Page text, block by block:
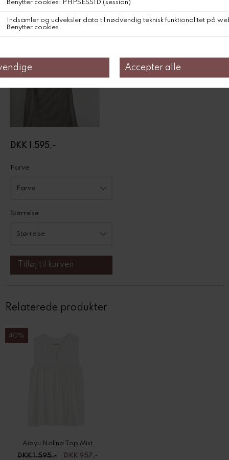
DKK 1.595,-
Farve
Størrelse
Relaterede produkter
40%
Aiayu Nalina Top Mist
DKK 1.595,-
DKK 957,-